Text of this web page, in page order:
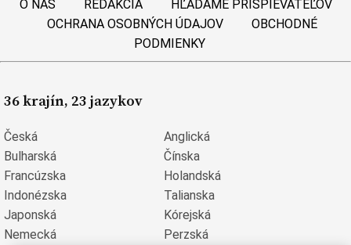
O NÁS REDAKCIA
HĽADÁME PRISPIEVATEĽOV
OCHRANA OSOBNÝCH ÚDAJOV
OBCHODNÉ
PODMIENKY
36 krajín, 23 jazykov
Česká
Anglická
Bulharská
Čínska
Francúzska
Holandská
Indonézska
Talianska
Japonská
Kórejská
Nemecká
Perzská